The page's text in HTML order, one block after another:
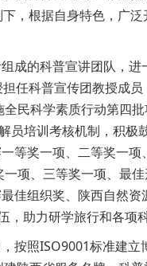
，根据自身特色，广
的科普宣讲团队，进
任科普宣传团教授成
民科学素质行动第四
员培训考核机制，积极
等奖一项、二等奖一项
项、三等奖一项、最
佳组织奖、陕西自然资
助力研学旅行和各项科
按照ISO9001标准建